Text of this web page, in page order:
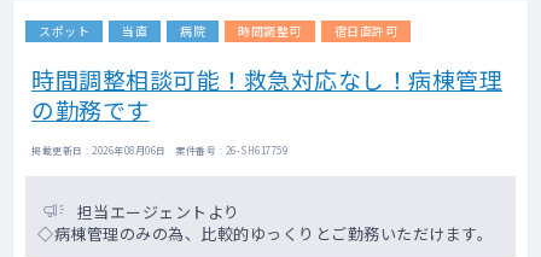
スポット 当直 病院 時間調整可 宿日直許可
時間調整相談可能！救急対応なし！病棟管理
の勤務です
掲載更新日 : 2026年08月06日 案件番号 : 26-SH617759
担当エージェントより
◇病棟管理のみの為、比較的ゆっくりとご勤務いただけます。